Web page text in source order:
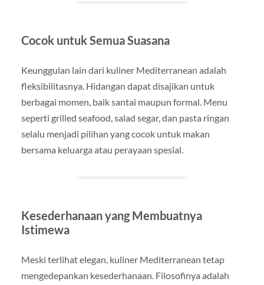
Cocok untuk Semua Suasana
Keunggulan lain dari kuliner Mediterranean adalah
fleksibilitasnya. Hidangan dapat disajikan untuk
berbagai momen, baik santai maupun formal. Menu
seperti grilled seafood, salad segar, dan pasta ringan
selalu menjadi pilihan yang cocok untuk makan
bersama keluarga atau perayaan spesial.
Kesederhanaan yang Membuatnya
Istimewa
Meski terlihat elegan, kuliner Mediterranean tetap
mengedepankan kesederhanaan. Filosofinya adalah